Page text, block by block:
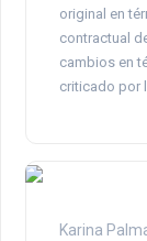
original en
contractual
cambios en
criticado por
Karina